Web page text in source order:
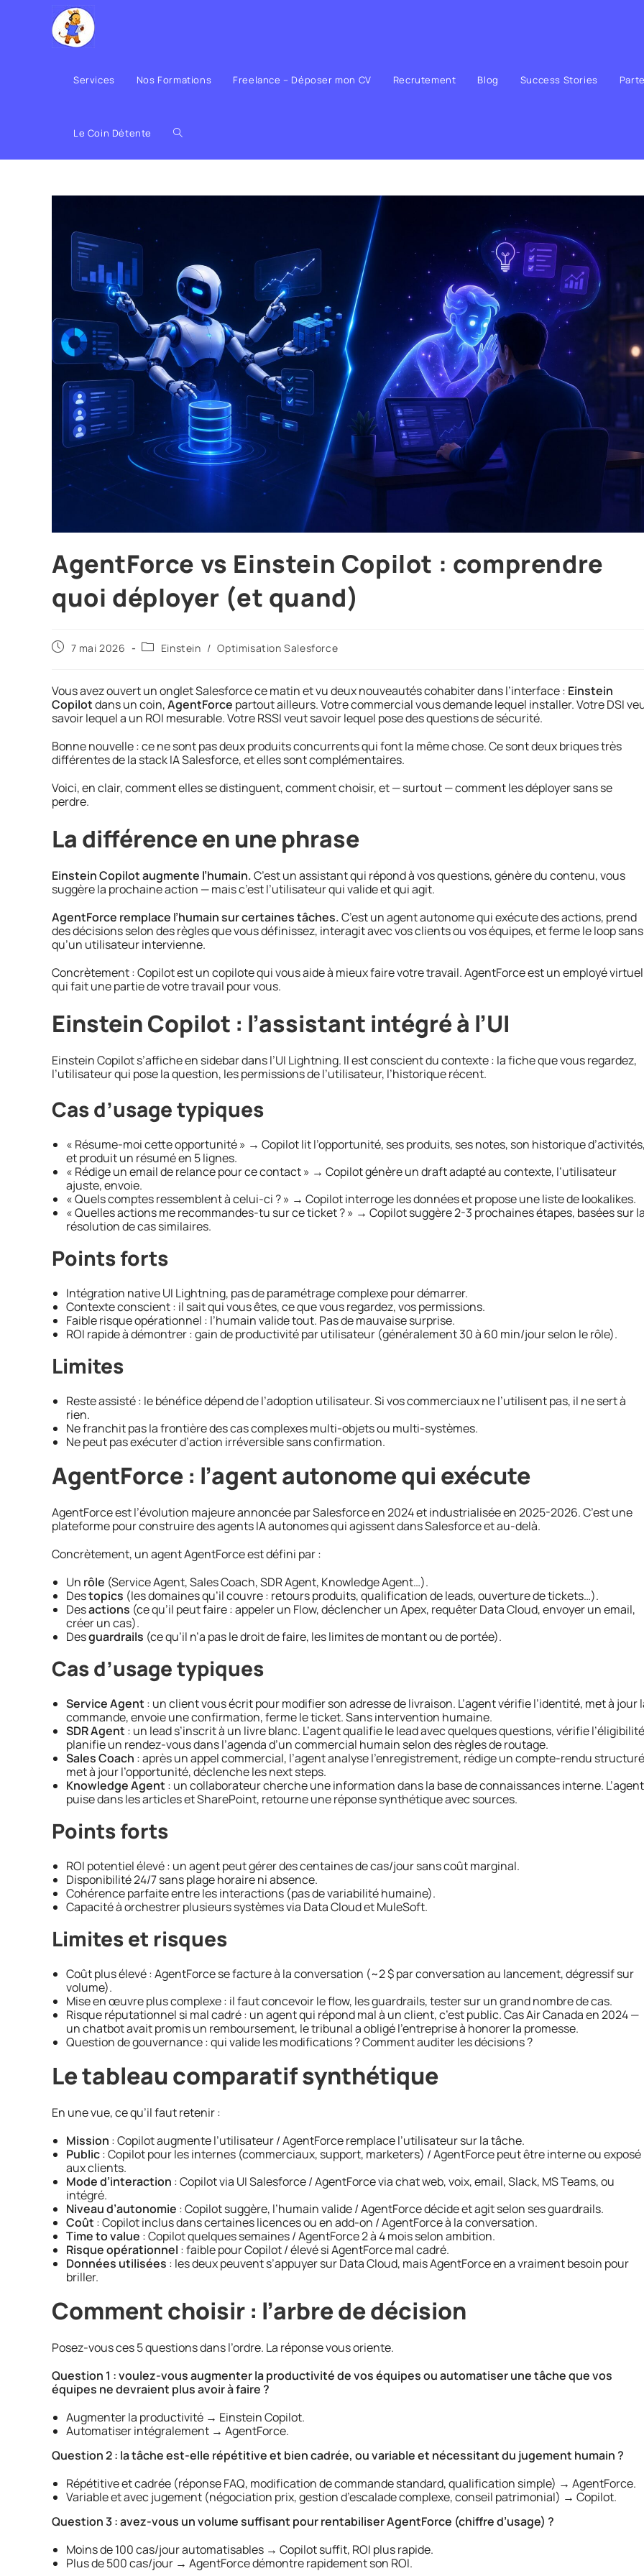
Services Nos Formations Freelance – Déposer mon CV Recrutement Blog Success Stories
Le Coin Détente
AgentForce vs Einstein Copilot : comprendre
quoi déployer (et quand)
7 mai 2026 Einstein / Optimisation Salesforce
Vous avez ouvert un onglet Salesforce ce matin et vu deux nouveautés cohabiter dans l’interface : Einstein
Copilotdans un coin,AgentForce partout ailleurs. Votre commercial vous demande lequel installer. Votre DSI
savoir lequel a un ROI mesurable. Votre RSSI veut savoir lequel pose des questions de sécurité.
Bonne nouvelle : ce ne sont pas deux produits concurrents qui font la même chose. Ce sont deux briques très
différentes de la stack IA Salesforce, et elles sont complémentaires.
Voici, en clair, comment elles se distinguent, comment choisir, et — surtout — comment les déployer sans se
perdre.
La différence en une phrase
Einstein Copilot augmente l’humain.C’est un assistant qui répond à vos questions, génère du contenu, vous
suggère la prochaine action — mais c’est l’utilisateur qui valide et qui agit.
AgentForce remplace l’humain sur certaines tâches.C’est un agent autonome qui exécute des actions, prend
des décisions selon des règles que vous définissez, interagit avec vos clients ou vos équipes, et ferme le loop sans
qu’un utilisateur intervienne.
Concrètement : Copilot est un copilote qui vous aide à mieux faire votre travail. AgentForce est un employé virtuel
qui fait une partie de votre travail pour vous.
Einstein Copilot : l’assistant intégré à l’UI
Einstein Copilot s’affiche en sidebar dans l’UI Lightning. Il est conscient du contexte : la fiche que vous regardez,
l’utilisateur qui pose la question, les permissions de l’utilisateur, l’historique récent.
Cas d’usage typiques
« Résume-moi cette opportunité » → Copilot lit l’opportunité, ses produits, ses notes, son historique d’activités,
et produit un résumé en 5 lignes.
« Rédige un email de relance pour ce contact » → Copilot génère un draft adapté au contexte, l’utilisateur
ajuste, envoie.
« Quels comptes ressemblent à celui-ci ? » → Copilot interroge les données et propose une liste de lookalikes.
« Quelles actions me recommandes-tu sur ce ticket ? » → Copilot suggère 2-3 prochaines étapes, basées sur la
résolution de cas similaires.
Points forts
Intégration native UI Lightning, pas de paramétrage complexe pour démarrer.
Contexte conscient : il sait qui vous êtes, ce que vous regardez, vos permissions.
Faible risque opérationnel : l’humain valide tout. Pas de mauvaise surprise.
ROI rapide à démontrer : gain de productivité par utilisateur (généralement 30 à 60 min/jour selon le rôle).
Limites
Reste assisté : le bénéfice dépend de l’adoption utilisateur. Si vos commerciaux ne l’utilisent pas, il ne sert à
rien.
Ne franchit pas la frontière des cas complexes multi-objets ou multi-systèmes.
Ne peut pas exécuter d’action irréversible sans confirmation.
AgentForce : l’agent autonome qui exécute
AgentForce est l’évolution majeure annoncée par Salesforce en 2024 et industrialisée en 2025-2026. C’est une
plateforme pour construire des agents IA autonomes qui agissent dans Salesforce et au-delà.
Concrètement, un agent AgentForce est défini par :
Un rôle (Service Agent, Sales Coach, SDR Agent, Knowledge Agent…).
Destopics (les domaines qu’il couvre : retours produits, qualification de leads, ouverture de tickets…).
Desactions (ce qu’il peut faire : appeler un Flow, déclencher un Apex, requêter Data Cloud, envoyer un email,
créer un cas).
Desguardrails (ce qu’il n’a pas le droit de faire, les limites de montant ou de portée).
Cas d’usage typiques
Service Agent : un client vous écrit pour modifier son adresse de livraison. L’agent vérifie l’identité, met à jour
commande, envoie une confirmation, ferme le ticket. Sans intervention humaine.
SDR Agent : un lead s’inscrit à un livre blanc. L’agent qualifie le lead avec quelques questions, vérifie
planifie un rendez-vous dans l’agenda d’un commercial humain selon des règles de routage.
Sales Coach : après un appel commercial, l’agent analyse l’enregistrement, rédige un compte-rendu
met à jour l’opportunité, déclenche les next steps.
Knowledge Agent : un collaborateur cherche une information dans la base de connaissances interne. L’agent
puise dans les articles et SharePoint, retourne une réponse synthétique avec sources.
Points forts
ROI potentiel élevé : un agent peut gérer des centaines de cas/jour sans coût marginal.
Disponibilité 24/7 sans plage horaire ni absence.
Cohérence parfaite entre les interactions (pas de variabilité humaine).
Capacité à orchestrer plusieurs systèmes via Data Cloud et MuleSoft.
Limites et risques
Coût plus élevé : AgentForce se facture à la conversation (~2 $ par conversation au lancement, dégressif sur
volume).
Mise en œuvre plus complexe : il faut concevoir le flow, les guardrails, tester sur un grand nombre de cas.
Risque réputationnel si mal cadré : un agent qui répond mal à un client, c’est public. Cas Air Canada en 2024 —
un chatbot avait promis un remboursement, le tribunal a obligé l’entreprise à honorer la promesse.
Question de gouvernance : qui valide les modifications ? Comment auditer les décisions ?
Le tableau comparatif synthétique
En une vue, ce qu’il faut retenir :
Mission : Copilot augmente l’utilisateur / AgentForce remplace l’utilisateur sur la tâche.
Public: Copilot pour les internes (commerciaux, support, marketers) / AgentForce peut être interne ou exposé
aux clients.
Mode d’interaction : Copilot via UI Salesforce / AgentForce via chat web, voix, email, Slack, MS Teams, ou
intégré.
Niveau d’autonomie : Copilot suggère, l’humain valide / AgentForce décide et agit selon ses guardrails.
Coût : Copilot inclus dans certaines licences ou en add-on / AgentForce à la conversation.
Time to value : Copilot quelques semaines / AgentForce 2 à 4 mois selon ambition.
Risque opérationnel : faible pour Copilot / élevé si AgentForce mal cadré.
Données utilisées : les deux peuvent s’appuyer sur Data Cloud, mais AgentForce en a vraiment besoin pour
briller.
Comment choisir : l’arbre de décision
Posez-vous ces 5 questions dans l’ordre. La réponse vous oriente.
Question 1 : voulez-vous augmenter la productivité de vos équipes ou automatiser une tâche que vos
équipes ne devraient plus avoir à faire ?
Augmenter la productivité → Einstein Copilot.
Automatiser intégralement → AgentForce.
Question 2 : la tâche est-elle répétitive et bien cadrée, ou variable et nécessitant du jugement humain ?
Répétitive et cadrée (réponse FAQ, modification de commande standard, qualification simple) → AgentForce.
Variable et avec jugement (négociation prix, gestion d’escalade complexe, conseil patrimonial) → Copilot.
Question 3 : avez-vous un volume suffisant pour rentabiliser AgentForce (chiffre d’usage) ?
Moins de 100 cas/jour automatisables → Copilot suffit, ROI plus rapide.
Plus de 500 cas/jour → AgentForce démontre rapidement son ROI.